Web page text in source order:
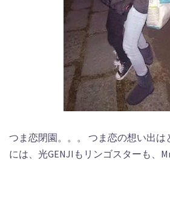
つま恋閉園。。。 つま恋の想い出は
には、光GENJIもリンゴスターも、